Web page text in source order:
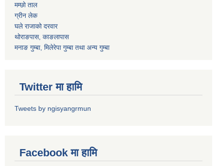
मम्छो ताल
ग्रीन लेक
घले राजाको दरवार
थोराङपास, काङलापास
मनाङ गुम्बा, मिलेरेपा गुम्बा तथा अन्य गुम्बा
Twitter मा हामि
Tweets by ngisyangrmun
Facebook मा हामि